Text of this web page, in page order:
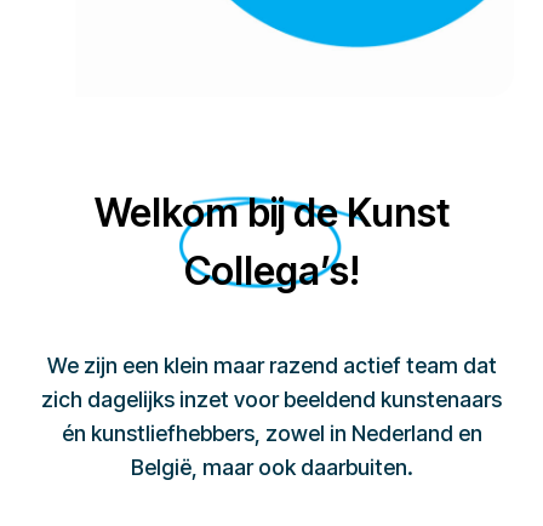
Welkom bij de Kunst
Collega’s!
We zijn een klein maar razend actief team dat
zich dagelijks inzet voor beeldend kunstenaars
én kunstliefhebbers, zowel in Nederland en
België, maar ook daarbuiten.